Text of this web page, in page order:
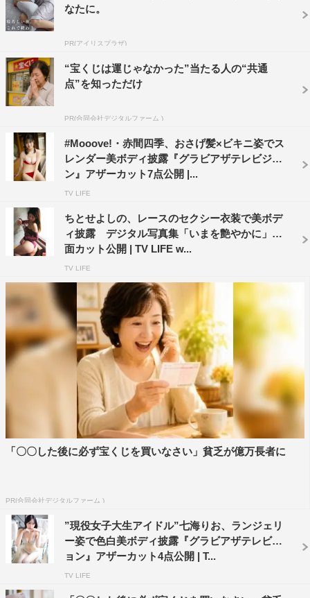
なたに。
PR(アイリスプラザ)
“宝くじは運じゃなかった”当たる人の“共通
点”を知っただけ
PR(合同会社デジタルファーム )
#Mooove!・赤間四季、おさげ髪×ビキニ姿でス
レンダー美ボディ披露『グラビアザテレビジョ
ン』アザーカット7点公開 |...
TV LIFE
ちとせよしの、レースのセクシー衣装で美ボデ
ィ披露 デジタル写真集「いまを艶やかに」誌
面カット公開 | TV LIFE w...
TV LIFE
「〇〇した後に必ず宝くじを買いなさい」貧乏が億万長者に
PR(合同会社デジタルファーム )
”現役女子大生アイドル”七海りお、ランジェリ
ー姿で色白美ボディ披露『グラビアザテレビジ
ョン』アザーカット4点公開 | T...
TV LIFE